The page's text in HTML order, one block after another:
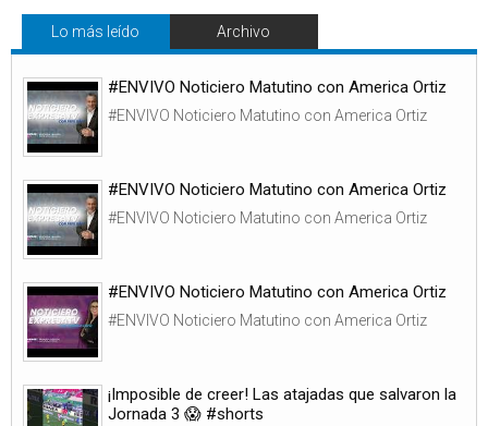
Lo más leído Archivo
#ENVIVO Noticiero Matutino con America Ortiz
#ENVIVO Noticiero Matutino con America Ortiz
#ENVIVO Noticiero Matutino con America Ortiz
#ENVIVO Noticiero Matutino con America Ortiz
#ENVIVO Noticiero Matutino con America Ortiz
#ENVIVO Noticiero Matutino con America Ortiz
¡Imposible de creer! Las atajadas que salvaron la
Jornada 3 😱 #shorts